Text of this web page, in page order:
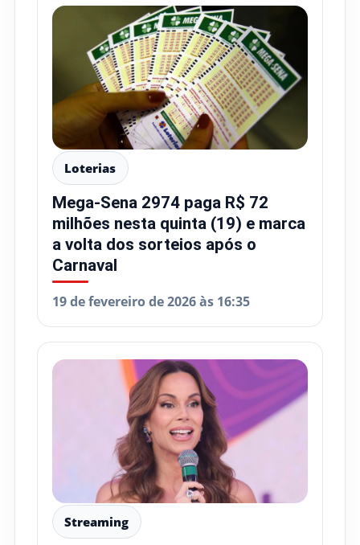
Loterias
Mega-Sena 2974 paga R$ 72
milhões nesta quinta (19) e marca
a volta dos sorteios após o
Carnaval
19 de fevereiro de 2026 às 16:35
Streaming